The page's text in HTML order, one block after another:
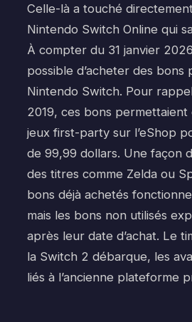
Celle-là a touché
Nintendo Switch Online qui
À compter du 31 janvier
possible d’acheter des bons
Nintendo Switch. Pour
2019, ces bons permettaient
jeux first-party sur l’eShop
de 99,99 dollars. Une façon
des titres comme Zelda ou
bons déjà achetés
mais les bons non utilisés
après leur date d’achat. Le
la Switch 2 débarque, les
liés à l’ancienne plateforme